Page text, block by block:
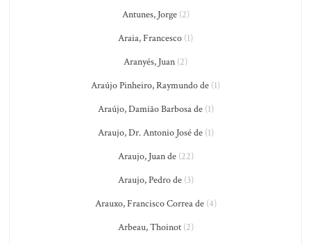
Antunes, Jorge(2)
Araia, Francesco (1)
Aranyés, Juan (2)
Araújo Pinheiro, Raymundo de (1)
Araújo, Damião Barbosa de(1)
Araujo, Dr. Antonio José de(1)
Araujo, Juan de(22)
Araujo, Pedro de(3)
Arauxo, Francisco Correa de(4)
Arbeau, Thoinot(2)